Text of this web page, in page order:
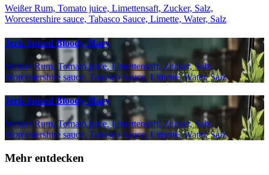
Weißer Rum, Tomato juice, Limettensaft, Zucker, Salz,
Worcestershire sauce, Tabasco Sauce, Limette, Water, Salz
Jerk-Spiced Bloody Mary
Weißer Rum, Tomato juice, Limettensaft, Zucker, Salz,
Worcestershire sauce, Tabasco Sauce, Limette, Water, Salz
Jerk-Spiced Bloody Mary
Weißer Rum, Tomato juice, Limettensaft, Zucker, Salz,
Worcestershire sauce, Tabasco Sauce, Limette, Water, Salz
Mehr entdecken